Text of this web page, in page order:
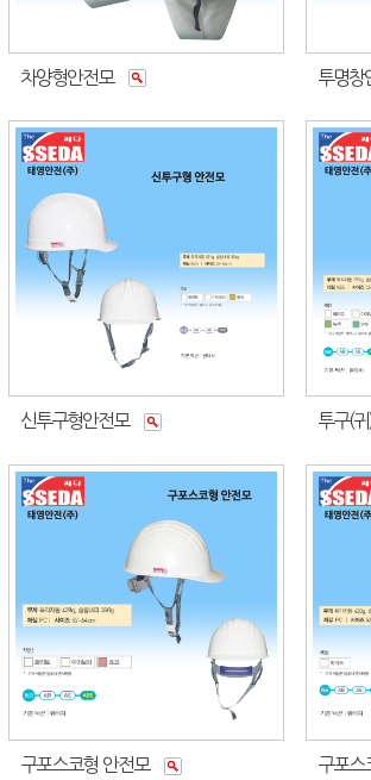
차양형안전모 투명창
신투구형안전모 투구(
구포스코형 안전모 구포스